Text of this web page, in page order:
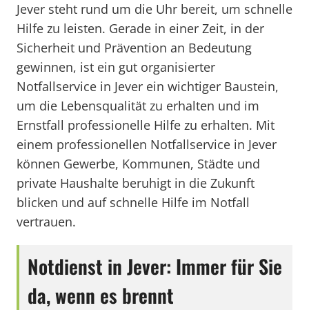
Jever steht rund um die Uhr bereit, um schnelle
Hilfe zu leisten. Gerade in einer Zeit, in der
Sicherheit und Prävention an Bedeutung
gewinnen, ist ein gut organisierter
Notfallservice in Jever ein wichtiger Baustein,
um die Lebensqualität zu erhalten und im
Ernstfall professionelle Hilfe zu erhalten. Mit
einem professionellen Notfallservice in Jever
können Gewerbe, Kommunen, Städte und
private Haushalte beruhigt in die Zukunft
blicken und auf schnelle Hilfe im Notfall
vertrauen.
Notdienst in Jever: Immer für Sie
da, wenn es brennt